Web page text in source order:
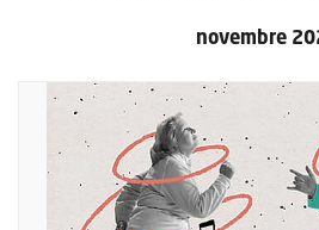
novembre
Plus d'information sur